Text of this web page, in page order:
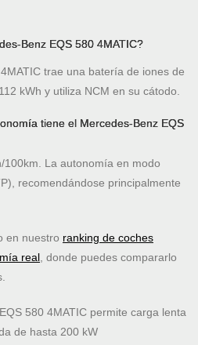
Benz EQS 580 4MATIC?
trae una batería de iones de
kWh y utiliza NCM en su cátodo.
tiene el Mercedes-Benz EQS
100km. La autonomía en modo
recomendándose principalmente
en nuestro ranking de coches
real, donde puedes compararlo
580 4MATIC permite carga lenta
de hasta 200 kW